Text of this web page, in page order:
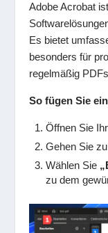
Adobe Acrobat
Es bietet
besonders für
regelmäßig
So fügen Sie
Öffnen Sie
Gehen Sie zu
Wählen Sie
zu dem